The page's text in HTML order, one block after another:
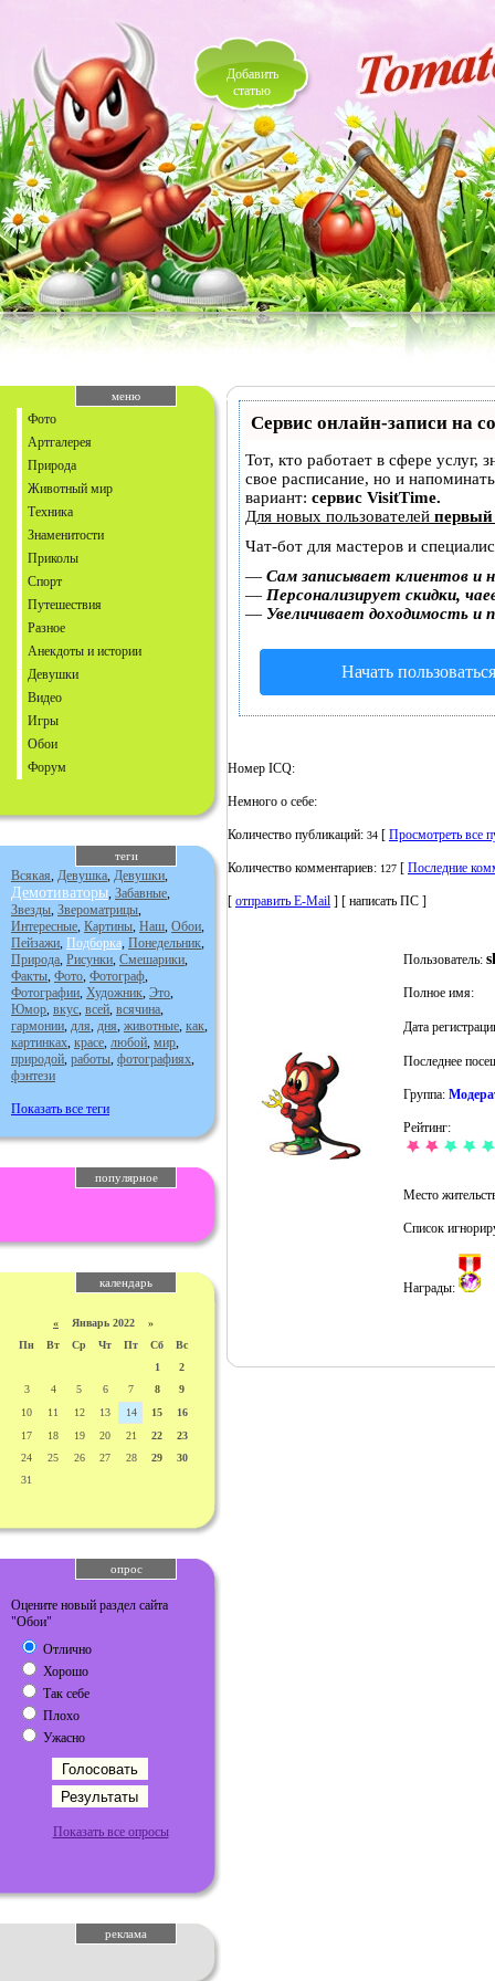
Добавить
статью
меню
Фото
Артгалерея
Природа
Животный мир
Техника
Знаменитости
Приколы
Спорт
Путешествия
Разное
Анекдоты и истории
Девушки
Видео
Игры
Обои
Форум
теги
Всякая, Девушка, Девушки,
Демотиваторы, Забавные,
Звезды, Звероматрицы,
Интересные, Картины, Наш, Обои,
Пейзажи, Подборка, Понедельник,
Природа, Рисунки, Смешарики,
Факты, Фото, Фотограф,
Фотографии, Художник, Это,
Юмор, вкус, всей, всячина,
гармонии, для, дня, животные, как,
картинках, красе, любой, мир,
природой, работы, фотографиях,
фэнтези
Показать все теги
популярное
календарь
« Январь 2022 »
Пн
Вт Ср Чт Пт Сб
Вс
1
2
3
4 5 6 7 8
9
10
11 12 13 14 15
16
17
18 19 20 21 22
23
24
25 26 27 28 29
30
31
опрос
Оцените новый раздел сайта
"Обои"
Отлично
Хорошо
Так себе
Плохо
Ужасно
Показать все опросы
реклама
Сервис онлайн-записи на
Тот, кто работает в сфере услуг,
свое расписание, но и
вариант: сервис VisitTime.
Для новых пользователей первый
Чат-бот для мастеров и
— Сам записывает клиентов и
— Персонализирует скидки,
— Увеличивает доходимость и
Начать
Номер ICQ:
Немного о себе:
Количество публикаций: 34 [ Просмотреть все
Количество комментариев: 127 [ Последние
[ отправить E-Mail ] [ написать ПС ]
Пользователь:
Полное имя:
Дата
Последнее
Группа:
Рейтинг:
Место
Список
Награды: